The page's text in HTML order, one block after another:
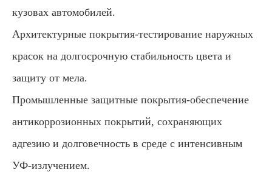
кузовах автомобилей.
Архитектурные покрытия-тестирование наружных
красок на долгосрочную стабильность цвета и
защиту от мела.
Промышленные защитные покрытия-обеспечение
антикоррозионных покрытий, сохраняющих
адгезию и долговечность в среде с интенсивным
УФ-излучением.